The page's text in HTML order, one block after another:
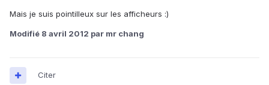
Mais je suis pointilleux sur les afficheurs :)
Modifié 8 avril 2012 par mr chang
Citer